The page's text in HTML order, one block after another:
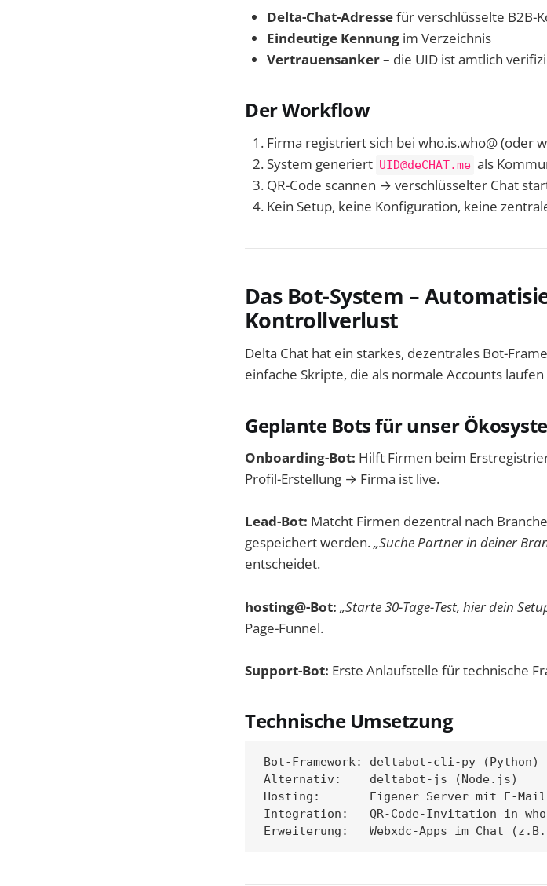
Delta-Chat-Adressefür verschlüsselte B2B-
Eindeutige Kennung im Verzeichnis
Vertrauensanker– die UID ist amtlich
Der Workflow
Firma registriert sich bei who.is.who@ (oder
System generiert UID@deCHAT.me als
QR-Code scannen → verschlüsselter Chat
Kein Setup, keine Konfiguration, keine
Das Bot-System –
Kontrollverlust
Delta Chat hat ein starkes, dezentrales Bot-
einfache Skripte, die als normale Accounts laufen
Geplante Bots für unser
Onboarding-Bot: Hilft Firmen beim
Profil-Erstellung → Firma ist live.
Lead-Bot: Matcht Firmen dezentral nach
gespeichert werden.„Suche Partner in deiner
entscheidet.
hosting@-Bot: „Starte 30-Tage-Test, hier dein
Page-Funnel.
Support-Bot: Erste Anlaufstelle für technische
Technische Umsetzung
Bot-Framework: deltabot-cli-py (Python)
Alternativ:    deltabot-js (Node.js)
Hosting:       Eigener Server mit E-
Integration:   QR-Code-Invitation in